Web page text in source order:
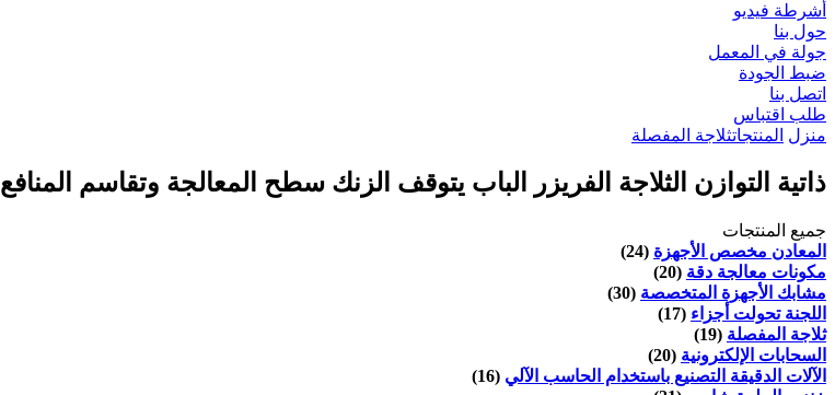
أشرطة فيديو
حول بنا
جولة في المعمل
ضبط الجودة
اتصل بنا
طلب اقتباس
منزل المنتجاتثلاجة المفصلة
ذاتية التوازن الثلاجة الفريزر الباب يتوقف الزنك سطح المعالجة وتقاسم المنافع
جميع المنتجات
المعادن مخصص الأجهزة (24)
مكونات معالجة دقة (20)
مشابك الأجهزة المتخصصة (30)
اللجنة تحولت أجزاء (17)
ثلاجة المفصلة (19)
السحابات الإلكترونية (20)
الآلات الدقيقة التصنيع باستخدام الحاسب الآلي (16)